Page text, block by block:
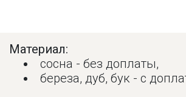
Материал:
сосна - без доплаты,
береза, дуб, бук - с